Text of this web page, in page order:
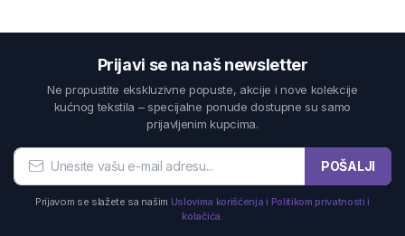
Prijavi se na naš newsletter
Ne propustite ekskluzivne popuste, akcije i nove kolekcije
kućnog tekstila – specijalne ponude dostupne su samo
prijavljenim kupcima.
POŠALJI
Prijavom se slažete sa našim Uslovima korišćenja i Politikom privatnosti i
kolačića.